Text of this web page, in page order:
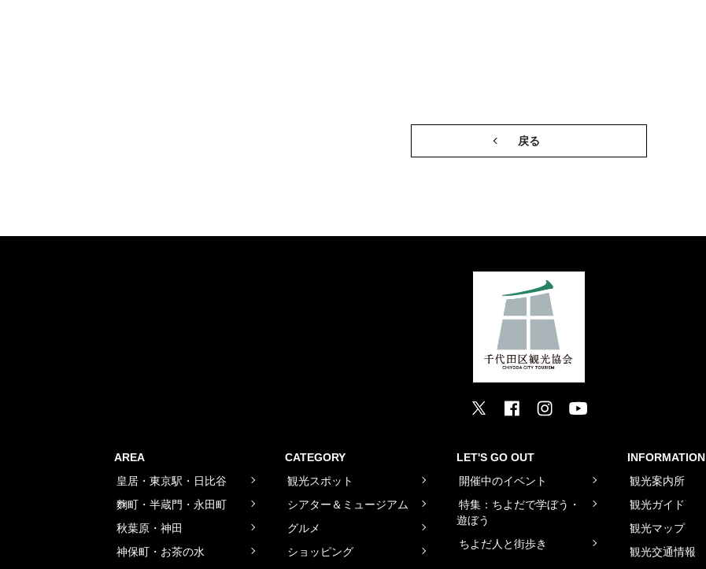
戻る
AREA
皇居・東京駅・日比谷
麴町・半蔵門・永田町
秋葉原・神田
神保町・お茶の水
CATEGORY
観光スポット
シアター＆ミュージアム
グルメ
ショッピング
LET'S GO OUT
開催中のイベント
特集：ちよだで学ぼう・
遊ぼう
ちよだ人と街歩き
INFORMATION
観光案内所
観光ガイド
観光マップ
観光交通情報